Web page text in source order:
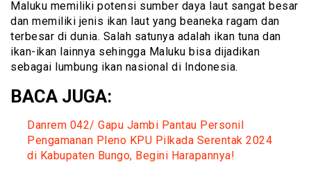
Maluku memiliki potensi sumber daya laut sangat besar
dan memiliki jenis ikan laut yang beaneka ragam dan
terbesar di dunia. Salah satunya adalah ikan tuna dan
ikan-ikan lainnya sehingga Maluku bisa dijadikan
sebagai lumbung ikan nasional di Indonesia.
BACA JUGA:
Danrem 042/ Gapu Jambi Pantau Personil
Pengamanan Pleno KPU Pilkada Serentak 2024
di Kabupaten Bungo, Begini Harapannya!